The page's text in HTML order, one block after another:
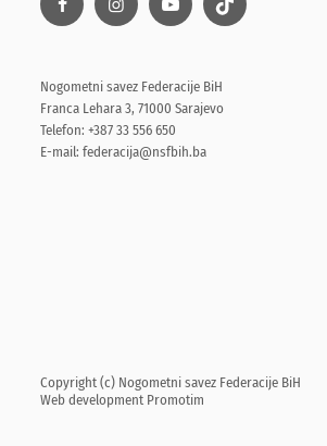
Nogometni savez Federacije BiH
Franca Lehara 3, 71000 Sarajevo
Telefon: +387 33 556 650
E-mail: federacija@nsfbih.ba
Copyright (c) Nogometni savez Federacije BiH
Web development Promotim